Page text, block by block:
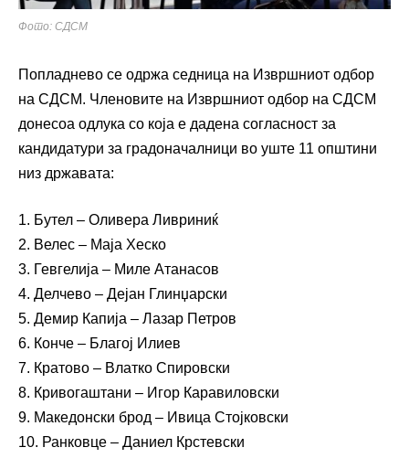
Фото: СДСМ
Попладнево се одржа седница на Извршниот одбор
на СДСМ. Членовите на Извршниот одбор на СДСМ
донесоа одлука со која е дадена согласност за
кандидатури за градоначалници во уште 11 општини
низ државата:
1. Бутел – Оливера Ливриниќ
2. Велес – Маја Хеско
3. Гевгелија – Миле Атанасов
4. Делчево – Дејан Глинџарски
5. Демир Капија – Лазар Петров
6. Конче – Благој Илиев
7. Кратово – Влатко Спировски
8. Кривогаштани – Игор Каравиловски
9. Македонски брод – Ивица Стојковски
10. Ранковце – Даниел Крстевски